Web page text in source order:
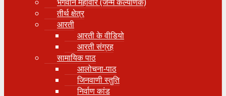
तीर्थ क्षेत्र
आरती
आरती के वीडियो
आरती संग्रह
सामायिक पाठ
आलोचना-पाठ
जिनवाणी स्तुति
निर्वाण कांड